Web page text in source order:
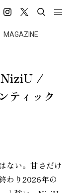
MAGAZINE
NiziU /
ンテ ィ ッ ク
ない。甘さだけ
わり2026年の